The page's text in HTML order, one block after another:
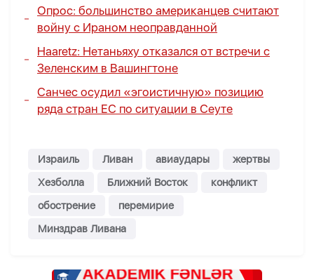
Опрос: большинство американцев считают
войну с Ираном неоправданной
Haaretz: Нетаньяху отказался от встречи с
Зеленским в Вашингтоне
Санчес осудил «эгоистичную» позицию
ряда стран ЕС по ситуации в Сеуте
Израиль Ливан авиаудары
жертвы
Хезболла
Ближний Восток
конфликт
обострение
перемирие
Минздрав Ливана